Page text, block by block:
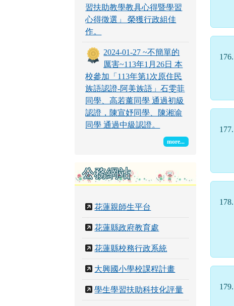
習扶助教學教具心得暨學習
心得徵選」 榮獲行政組佳
作。
2024-01-27 ~不簡單的
厲害~113年1月26日 本
校參加「113年第1次原住民
族語認證-阿美族語」石雯菲
同學、高若薰同學 通過初級
認證，陳宣妤同學、陳湘渝
同學 通過中級認證。
more...
公務網站
花蓮親師生平台
花蓮縣政府教育處
花蓮縣校務行政系統
大興國小學校課程計畫
學生學習扶助科技化評量
176.
177.
178.
179.